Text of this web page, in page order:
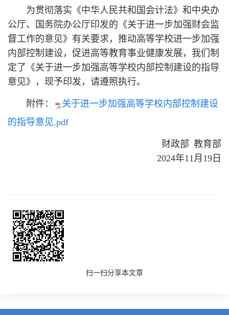
为贯彻落实《中华人民共和国会计法》和中央办
公厅、国务院办公厅印发的《关于进一步加强财会监
督工作的意见》有关要求，推动高等学校进一步加强
内部控制建设，促进高等教育事业健康发展，我们制
定了《关于进一步加强高等学校内部控制建设的指导
意见》，现予印发，请遵照执行。
附件：
关于进一步加强高等学校内部控制建设
的指导意见.pdf
财政部 教育部
2024年11月19日
扫一扫分享本文章